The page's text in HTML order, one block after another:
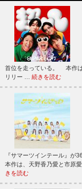
首位を走っている。 本作
リリー … 続きを読む
『サマーツインテール』
本作は、天野香乃愛と市原
きを読む